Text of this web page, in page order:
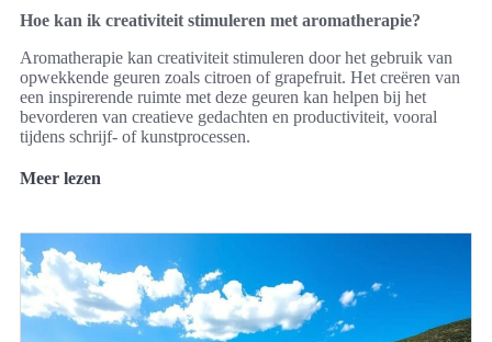
Hoe kan ik creativiteit stimuleren met aromatherapie?
Aromatherapie kan creativiteit stimuleren door het gebruik van
opwekkende geuren zoals citroen of grapefruit. Het creëren van
een inspirerende ruimte met deze geuren kan helpen bij het
bevorderen van creatieve gedachten en productiviteit, vooral
tijdens schrijf- of kunstprocessen.
Meer lezen